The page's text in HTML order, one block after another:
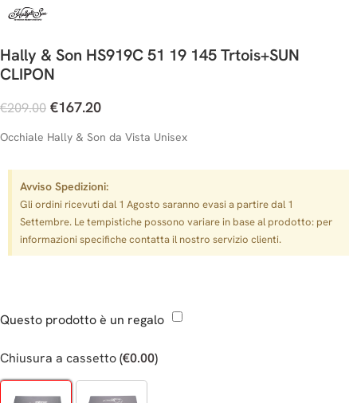
Hally & Son HS919C 51 19 145 Trtois+SUN
CLIPON
€209.00 €167.20
Occhiale Hally & Son da Vista Unisex
Avviso Spedizioni:
Gli ordini ricevuti dal 1 Agosto saranno evasi a partire dal 1
Settembre. Le tempistiche possono variare in base al prodotto: per
informazioni specifiche contatta il nostro servizio clienti.
Questo prodotto è un regalo
Chiusura a cassetto(€0.00)